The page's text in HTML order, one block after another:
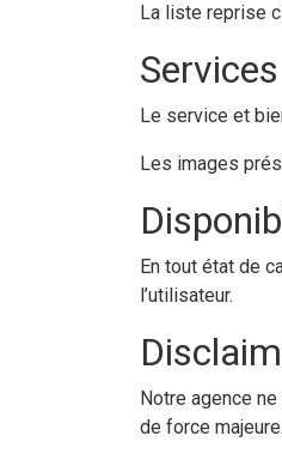
La liste reprise
Services
Le service et
Les images
En tout état de
l’utilisateur.
Notre agence
de force